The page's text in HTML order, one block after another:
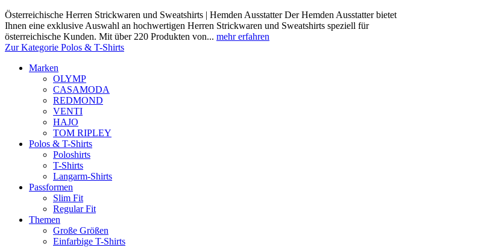
Österreichische Herren Strickwaren und Sweatshirts | Hemden Ausstatter Der Hemden Ausstatter bietet
Ihnen eine exklusive Auswahl an hochwertigen Herren Strickwaren und Sweatshirts speziell für
österreichische Kunden. Mit über 220 Produkten von... mehr erfahren
Zur Kategorie Polos & T-Shirts
Marken
OLYMP
CASAMODA
REDMOND
VENTI
HAJO
TOM RIPLEY
Polos & T-Shirts
Poloshirts
T-Shirts
Langarm-Shirts
Passformen
Slim Fit
Regular Fit
Themen
Große Größen
Einfarbige T-Shirts